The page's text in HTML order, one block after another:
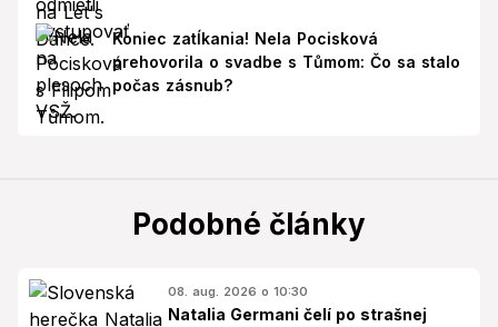
Koniec zatĺkania! Nela Pocisková
prehovorila o svadbe s Tůmom: Čo sa stalo
počas zásnub?
Podobné články
08. aug. 2026 o 10:30
Natalia Germani čelí po strašnej